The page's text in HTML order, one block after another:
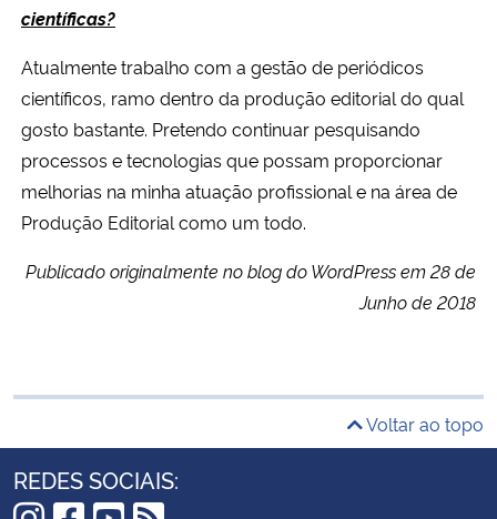
científicas?
Atualmente trabalho com a gestão de periódicos
científicos, ramo dentro da produção editorial do qual
gosto bastante. Pretendo continuar pesquisando
processos e tecnologias que possam proporcionar
melhorias na minha atuação profissional e na área de
Produção Editorial como um todo.
Publicado originalmente no blog do WordPress em 28 de
Junho de 2018
Voltar ao topo
REDES SOCIAIS: